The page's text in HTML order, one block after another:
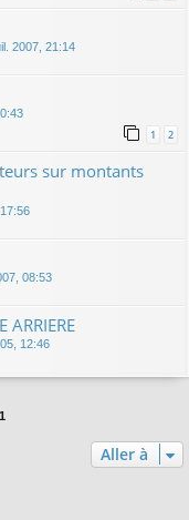
2007, 21:14
1 2
sur montants
08:53
ARRIERE
12:46
1
Aller à